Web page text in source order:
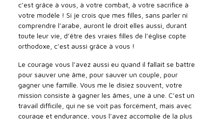
c’est grâce à vous, à votre combat, à votre sacrifice à
votre modèle ! Si je crois que mes filles, sans parler ni
comprendre l’arabe, auront le droit elles aussi, durant
toute leur vie, d’être des vraies filles de l’église copte
orthodoxe, c’est aussi grâce à vous !
Le courage vous l’avez aussi eu quand il fallait se battre
pour sauver une âme, pour sauver un couple, pour
gagner une famille. Vous me le disiez souvent, votre
mission consiste à gagner les âmes, une à une. C’est un
travail difficile, qui ne se voit pas forcément, mais avec
courage et endurance, vous l’avez accomplie de la plus